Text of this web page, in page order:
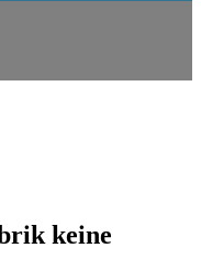
keine